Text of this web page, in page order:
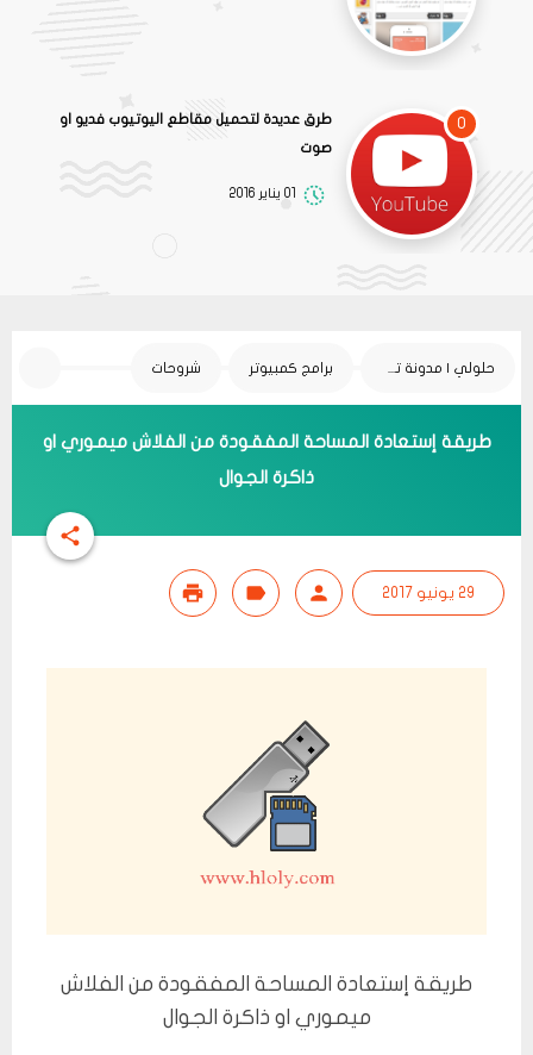
0
طرق عديدة لتحميل مقاطع اليوتيوب فديو او
صوت
01 يناير 2016
حلولي | مدونة تقنية برامج كمبيوتر شروحات
طريقة إستعادة المساحة المفقودة من الفلاش ميموري او
ذاكرة الجوال
29 يونيو 2017
طريقة إستعادة المساحة المفقودة من الفلاش
ميموري او ذاكرة الجوال